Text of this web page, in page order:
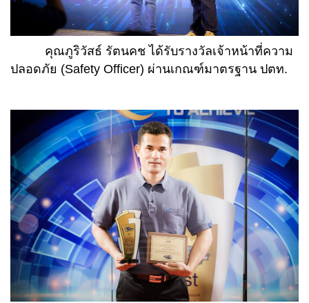
คุณภูริวัสธ์ รัตนคช ได้รับรางวัลเจ้าหน้าที่ความ
ปลอดภัย (Safety Officer) ผ่านเกณฑ์มาตรฐาน ปตท.